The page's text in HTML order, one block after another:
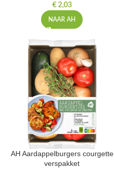
€2,03
NAAR AH
AH Aardappelburgers courgette
verspakket